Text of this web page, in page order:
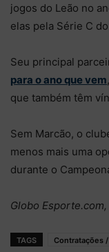
jogos do Leão no
elas pela Série C
Seu principal
para o ano que vem
que também têm
Sem Marcão, o
menos mais uma
durante o
Globo Esporte.com,
TAGS Contratações